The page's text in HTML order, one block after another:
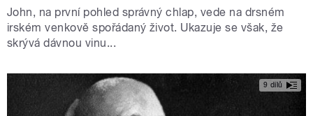
John, na první pohled správný chlap, vede na drsném
irském venkově spořádaný život. Ukazuje se však, že
skrývá dávnou vinu...
9 dílů